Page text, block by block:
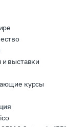
выставки
курсы